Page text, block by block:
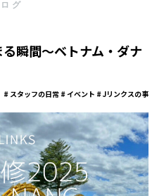
グ
瞬間～ベトナム・ダナ
スタッフの日常 # イベント # Jリンクスの事